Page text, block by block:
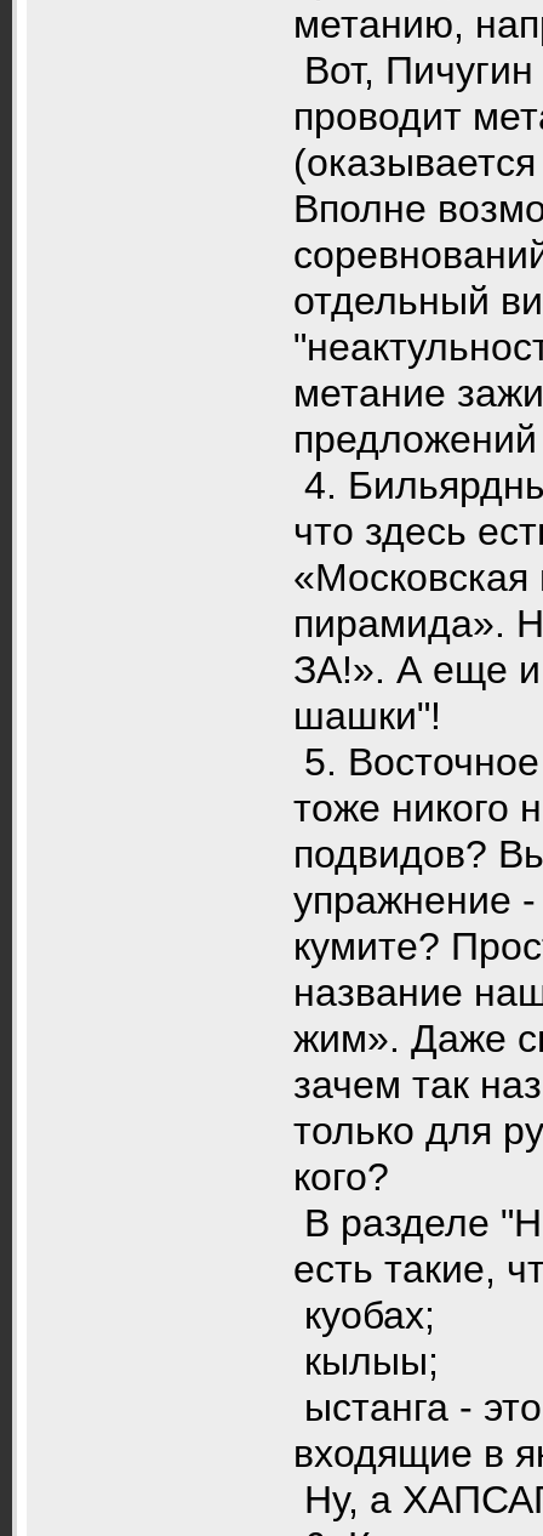
метанию,
Вот,
проводит
Вполне
отдельный
метание
4.
что здесь
пирамида».
ЗА!». А еще и
шашки"!
5.
тоже никого
подвидов?
упражнение
кумите?
название
жим». Даже
зачем так
только для
кого?
В разделе
есть такие,
куобах;
кылыы;
ыстанга -
входящие в
Ну, а